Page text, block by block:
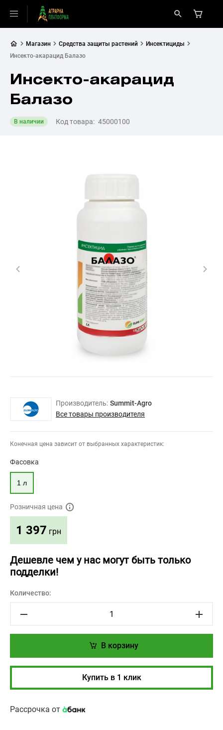
Магазин Средства защиты растений
Инсектициды
Инсекто-акарацид Балазо
Инсекто-акарацид
Балазо
В наличии Код товара: 45000100
Производитель: Summit-Agro
Все товары производителя
Конечная цена зависит от выбранных характеристик:
Фасовка
1 л
Розничная цена
1 397 грн
Дешевле чем у нас могут быть только
подделки!
Количество:
В корзину
Купить в 1 клик
Рассрочка от